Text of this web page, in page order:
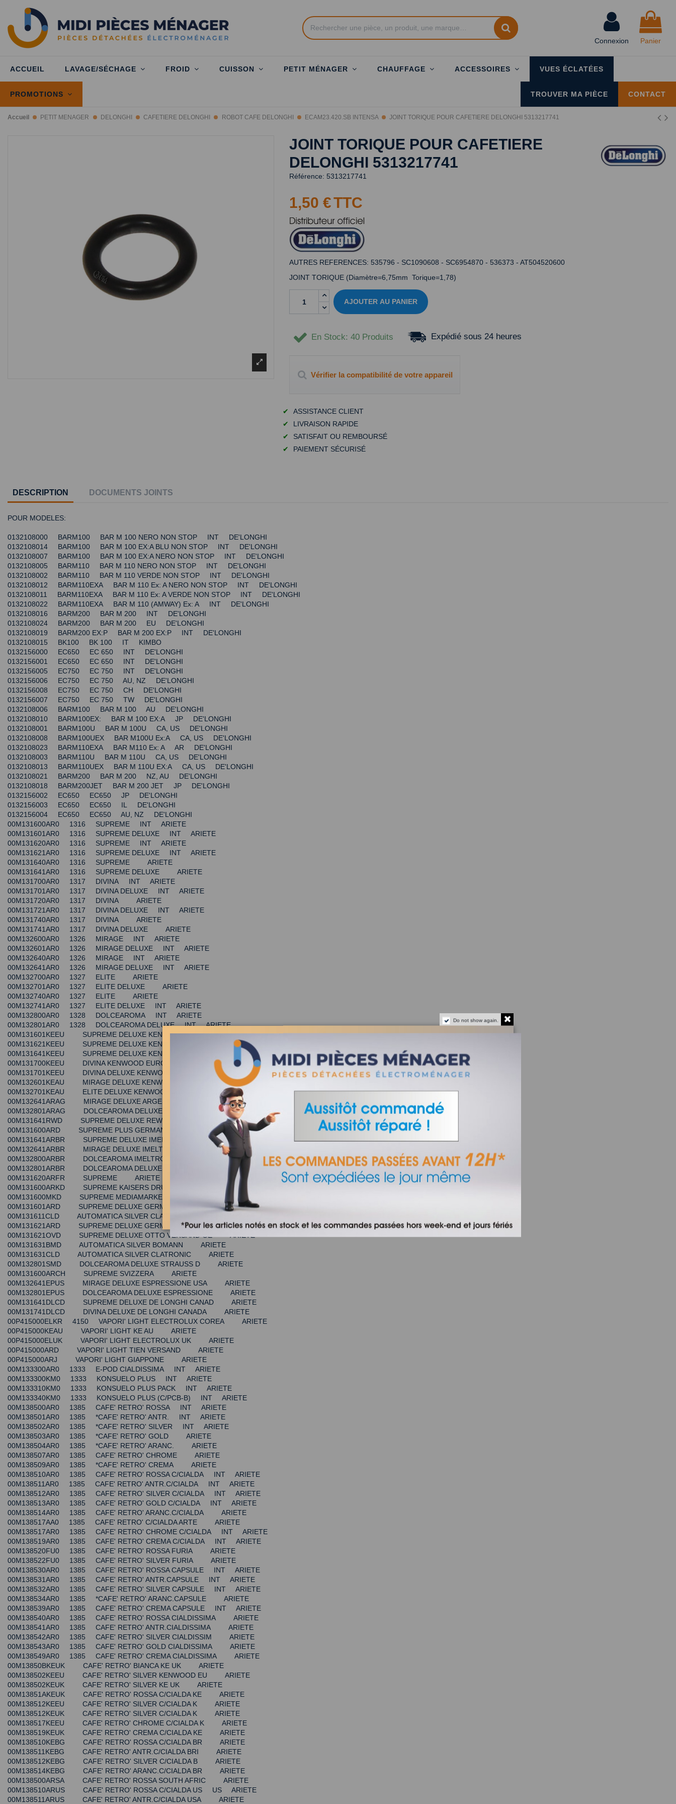
Connexion Panier
ACCUEIL LAVAGE/SÉCHAGE FROID CUISSON PETIT MÉNAGER CHAUFFAGE ACCESSOIRES VUES ÉCLATÉES
PROMOTIONS CONTACT
TROUVER MA PIÈCE
Accueil PETIT MENAGER DELONGHI CAFETIERE DELONGHI ROBOT CAFE DELONGHI ECAM23.420.SB INTENSA JOINT TORIQUE POUR CAFETIERE DELONGHI 5313217741
JOINT TORIQUE POUR CAFETIERE
DELONGHI 5313217741
Référence: 5313217741
1,50 €TTC
AUTRES REFERENCES: 535796 - SC1090608 - SC6954870 - 536373 - AT504520600
JOINT TORIQUE (Diamètre=6,75mm Torique=1,78)
AJOUTER AU PANIER
En Stock: 40 Produits Expédié sous 24 heures
Vérifier la compatibilité de votre appareil
✔
ASSISTANCE CLIENT
✔
LIVRAISON RAPIDE
✔
SATISFAIT OU REMBOURSÉ
✔
PAIEMENT SÉCURISÉ
DESCRIPTION DOCUMENTS JOINTS
POUR MODELES:
0132108000 BARM100 BAR M 100 NERO NON STOP INT DE'LONGHI
0132108014 BARM100 BAR M 100 EX:A BLU NON STOP INT DE'LONGHI
0132108007 BARM100 BAR M 100 EX:A NERO NON STOP INT DE'LONGHI
0132108005 BARM110 BAR M 110 NERO NON STOP INT DE'LONGHI
0132108002 BARM110 BAR M 110 VERDE NON STOP INT DE'LONGHI
0132108012 BARM110EXA BAR M 110 Ex: A NERO NON STOP INT DE'LONGHI
0132108011 BARM110EXA BAR M 110 Ex: A VERDE NON STOP INT DE'LONGHI
0132108022 BARM110EXA BAR M 110 (AMWAY) Ex: A INT DE'LONGHI
0132108016 BARM200 BAR M 200 INT DE'LONGHI
0132108024 BARM200 BAR M 200 EU DE'LONGHI
0132108019 BARM200 EX:P BAR M 200 EX:P INT DE'LONGHI
0132108015 BK100 BK 100 IT KIMBO
0132156000 EC650 EC 650 INT DE'LONGHI
0132156001 EC650 EC 650 INT DE'LONGHI
0132156005 EC750 EC 750 INT DE'LONGHI
0132156006 EC750 EC 750 AU, NZ DE'LONGHI
0132156008 EC750 EC 750 CH DE'LONGHI
0132156007 EC750 EC 750 TW DE'LONGHI
0132108006 BARM100 BAR M 100 AU DE'LONGHI
0132108010 BARM100EX: BAR M 100 EX:A JP DE'LONGHI
0132108001 BARM100U BAR M 100U CA, US DE'LONGHI
0132108008 BARM100UEX BAR M100U Ex:A CA, US DE'LONGHI
0132108023 BARM110EXA BAR M110 Ex: A AR DE'LONGHI
0132108003 BARM110U BAR M 110U CA, US DE'LONGHI
0132108013 BARM110UEX BAR M 110U EX:A CA, US DE'LONGHI
0132108021 BARM200 BAR M 200 NZ, AU DE'LONGHI
0132108018 BARM200JET BAR M 200 JET JP DE'LONGHI
0132156002 EC650 EC650 JP DE'LONGHI
0132156003 EC650 EC650 IL DE'LONGHI
0132156004 EC650 EC650 AU, NZ DE'LONGHI
00M131600AR0 1316 SUPREME INT ARIETE
00M131601AR0 1316 SUPREME DELUXE INT ARIETE
00M131620AR0 1316 SUPREME INT ARIETE
00M131621AR0 1316 SUPREME DELUXE INT ARIETE
00M131640AR0 1316 SUPREME ARIETE
00M131641AR0 1316 SUPREME DELUXE ARIETE
00M131700AR0 1317 DIVINA INT ARIETE
00M131701AR0 1317 DIVINA DELUXE INT ARIETE
00M131720AR0 1317 DIVINA ARIETE
00M131721AR0 1317 DIVINA DELUXE INT ARIETE
00M131740AR0 1317 DIVINA ARIETE
00M131741AR0 1317 DIVINA DELUXE ARIETE
00M132600AR0 1326 MIRAGE INT ARIETE
00M132601AR0 1326 MIRAGE DELUXE INT ARIETE
00M132640AR0 1326 MIRAGE INT ARIETE
00M132641AR0 1326 MIRAGE DELUXE INT ARIETE
00M132700AR0 1327 ELITE ARIETE
00M132701AR0 1327 ELITE DELUXE ARIETE
00M132740AR0 1327 ELITE ARIETE
00M132741AR0 1327 ELITE DELUXE INT ARIETE
00M132800AR0 1328 DOLCEAROMA INT ARIETE
00M132801AR0 1328 DOLCEAROMA DELUXE INT ARIETE
00M131601KEEU SUPREME DELUXE KENWOOD EUROPA ARIETE
00M131621KEEU SUPREME DELUXE KENWOOD EUROPA ARIETE
00M131641KEEU SUPREME DELUXE KENWOOD EUROPA ARIETE
00M131700KEEU DIVINA KENWOOD EUROPA ARIETE
00M131701KEEU DIVINA DELUXE KENWOOD EUROPA ARIETE
00M132601KEAU MIRAGE DELUXE KENWOOD AUSTRALI ARIETE
00M132701KEAU ELITE DELUXE KENWOOD AUSTRALIA ARIETE
00M132641ARAG MIRAGE DELUXE ARGENTINA ARIETE
00M132801ARAG DOLCEAROMA DELUXE ARGENTINA ARIETE
00M131641RWD SUPREME DELUXE REWE ARIETE
00M131600ARD SUPREME PLUS GERMANIA ARIETE
00M131641ARBR SUPREME DELUXE IMELTRON BRASIL ARIETE
00M132641ARBR MIRAGE DELUXE IMELTRON BRASILE ARIETE
00M132800ARBR DOLCEAROMA IMELTRON BRASILE ARIETE
00M132801ARBR DOLCEAROMA DELUXE IMELTRON BRA ARIETE
00M131620ARFR SUPREME ARIETE
00M131600ARKD SUPREME KAISERS DRUGSTORE GERM ARIETE
00M131600MKD SUPREME MEDIAMARKET GERMANIA ARIETE
00M131601ARD SUPREME DELUXE GERMANIA ARIETE
00M131611CLD AUTOMATICA SILVER CLATRONIC ARIETE
00M131621ARD SUPREME DELUXE GERMANIA ARIETE
00M131621OVD SUPREME DELUXE OTTO VERSAND GE ARIETE
00M131631BMD AUTOMATICA SILVER BOMANN ARIETE
00M131631CLD AUTOMATICA SILVER CLATRONIC ARIETE
00M132801SMD DOLCEAROMA DELUXE STRAUSS D ARIETE
00M131600ARCH SUPREME SVIZZERA ARIETE
00M132641EPUS MIRAGE DELUXE ESPRESSIONE USA ARIETE
00M132801EPUS DOLCEAROMA DELUXE ESPRESSIONE ARIETE
00M131641DLCD SUPREME DELUXE DE LONGHI CANAD ARIETE
00M131741DLCD DIVINA DELUXE DE LONGHI CANADA ARIETE
00P415000ELKR 4150 VAPORI' LIGHT ELECTROLUX COREA ARIETE
00P415000KEAU VAPORI' LIGHT KE AU ARIETE
00P415000ELUK VAPORI' LIGHT ELECTROLUX UK ARIETE
00P415000ARD VAPORI' LIGHT TIEN VERSAND ARIETE
00P415000ARJ VAPORI' LIGHT GIAPPONE ARIETE
00M133300AR0 1333 E-POD CIALDISSIMA INT ARIETE
00M133300KM0 1333 KONSUELO PLUS INT ARIETE
00M133310KM0 1333 KONSUELO PLUS PACK INT ARIETE
00M133340KM0 1333 KONSUELO PLUS (C/PCB-B) INT ARIETE
00M138500AR0 1385 CAFE' RETRO' ROSSA INT ARIETE
00M138501AR0 1385 *CAFE' RETRO' ANTR. INT ARIETE
00M138502AR0 1385 *CAFE' RETRO' SILVER INT ARIETE
00M138503AR0 1385 *CAFE' RETRO' GOLD ARIETE
00M138504AR0 1385 *CAFE' RETRO' ARANC. ARIETE
00M138507AR0 1385 CAFE' RETRO' CHROME ARIETE
00M138509AR0 1385 *CAFE' RETRO' CREMA ARIETE
00M138510AR0 1385 CAFE' RETRO' ROSSA C/CIALDA INT ARIETE
00M138511AR0 1385 CAFE' RETRO' ANTR.C/CIALDA INT ARIETE
00M138512AR0 1385 CAFE' RETRO' SILVER C/CIALDA INT ARIETE
00M138513AR0 1385 CAFE' RETRO' GOLD C/CIALDA INT ARIETE
00M138514AR0 1385 CAFE' RETRO' ARANC.C/CIALDA ARIETE
00M138517AA0 1385 CAFE' RETRO' C/CIALDA ARTE ARIETE
00M138517AR0 1385 CAFE' RETRO' CHROME C/CIALDA INT ARIETE
00M138519AR0 1385 CAFE' RETRO' CREMA C/CIALDA INT ARIETE
00M138520FU0 1385 CAFE' RETRO' ROSSA FURIA ARIETE
00M138522FU0 1385 CAFE' RETRO' SILVER FURIA ARIETE
00M138530AR0 1385 CAFE' RETRO' ROSSA CAPSULE INT ARIETE
00M138531AR0 1385 CAFE' RETRO' ANTR.CAPSULE INT ARIETE
00M138532AR0 1385 CAFE' RETRO' SILVER CAPSULE INT ARIETE
00M138534AR0 1385 *CAFE' RETRO' ARANC.CAPSULE ARIETE
00M138539AR0 1385 CAFE' RETRO' CREMA CAPSULE INT ARIETE
00M138540AR0 1385 CAFE' RETRO' ROSSA CIALDISSIMA ARIETE
00M138541AR0 1385 CAFE' RETRO' ANTR.CIALDISSIMA ARIETE
00M138542AR0 1385 CAFE' RETRO' SILVER CIALDISSIM ARIETE
00M138543AR0 1385 CAFE' RETRO' GOLD CIALDISSIMA ARIETE
00M138549AR0 1385 CAFE' RETRO' CREMA CIALDISSIMA ARIETE
00M13850BKEUK CAFE' RETRO' BIANCA KE UK ARIETE
00M138502KEEU CAFE' RETRO' SILVER KENWOOD EU ARIETE
00M138502KEUK CAFE' RETRO' SILVER KE UK ARIETE
00M13851AKEUK CAFE' RETRO' ROSSA C/CIALDA KE ARIETE
00M138512KEEU CAFE' RETRO' SILVER C/CIALDA K ARIETE
00M138512KEUK CAFE' RETRO' SILVER C/CIALDA K ARIETE
00M138517KEEU CAFE' RETRO' CHROME C/CIALDA K ARIETE
00M138519KEUK CAFE' RETRO' CREMA C/CIALDA KE ARIETE
00M138510KEBG CAFE' RETRO' ROSSA C/CIALDA BR ARIETE
00M138511KEBG CAFE' RETRO' ANTR.C/CIALDA BRI ARIETE
00M138512KEBG CAFE' RETRO' SILVER C/CIALDA B ARIETE
00M138514KEBG CAFE' RETRO' ARANC.C/CIALDA BR ARIETE
00M138500ARSA CAFE' RETRO' ROSSA SOUTH AFRIC ARIETE
00M138510ARUS CAFE' RETRO' ROSSA C/CIALDA US US ARIETE
00M138511ARUS CAFE' RETRO' ANTR.C/CIALDA USA ARIETE
Do not show again.